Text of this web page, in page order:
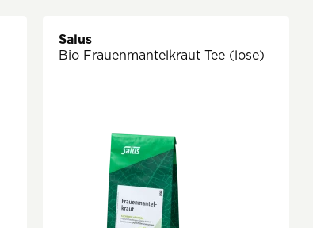
Salus
Bio Frauenmantelkraut Tee (lose)